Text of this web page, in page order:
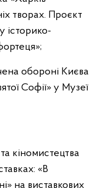
творах. Проєкт
історико-
обороні Києва
Софії» у Музеї
кіномистецтва
«В
на виставкових